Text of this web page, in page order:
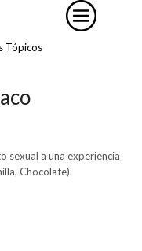
Tópicos
sexual a una experiencia
Chocolate).